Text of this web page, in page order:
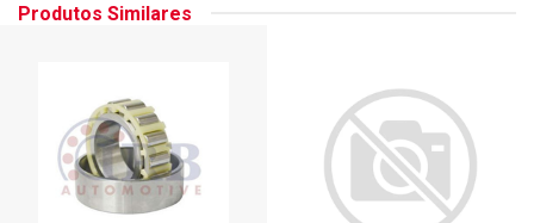
Produtos Similares